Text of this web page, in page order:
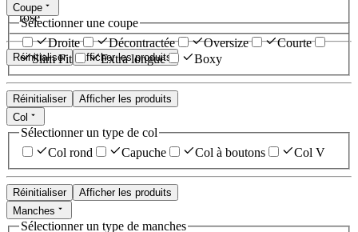
rose
Réinitialiser Afficher les produits
Coupe
Sélectionner une coupe
Droite
Décontractée Oversize
Courte
Slim Fit
Extra longue Boxy
Réinitialiser
Afficher les produits
Col
Sélectionner un type de col
Col rond
Capuche Col à boutons Col V
Réinitialiser
Afficher les produits
Manches
Sélectionner un type de manches